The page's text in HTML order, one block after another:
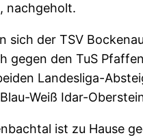
nachgeholt.
sich der TSV
gegen den TuS
Landesliga-
Weiß Idar-
ist zu Hause